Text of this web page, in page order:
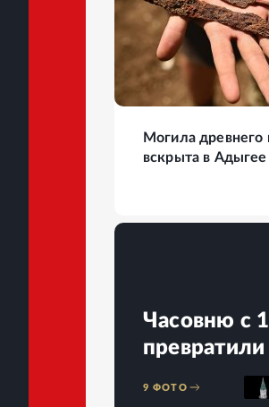
10 ФОТО
Могила древнего
вскрыта в Адыгее
Часовню с
превратили
9 ФОТО